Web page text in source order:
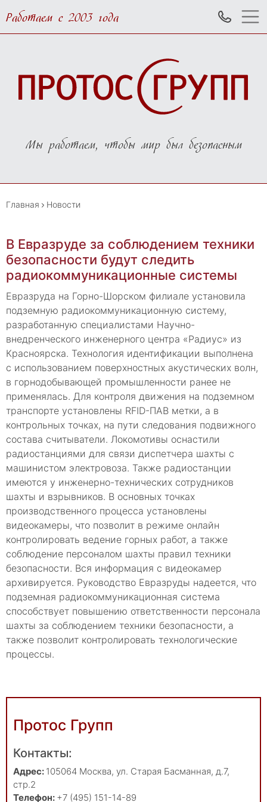
Работаем с 2003 года
Мы работаем, чтобы мир был безопасным
Главная Новости
В Евразруде за соблюдением техники
безопасности будут следить
радиокоммуникационные системы
Евразруда на Горно-Шорском филиале установила
подземную радиокоммуникационную систему,
разработанную специалистами Научно-
внедренческого инженерного центра «Радиус» из
Красноярска. Технология идентификации выполнена
с использованием поверхностных акустических волн,
в горнодобывающей промышленности ранее не
применялась. Для контроля движения на подземном
транспорте установлены RFID-ПАВ метки, а в
контрольных точках, на пути следования подвижного
состава считыватели. Локомотивы оснастили
радиостанциями для связи диспетчера шахты с
машинистом электровоза. Также радиостанции
имеются у инженерно-технических сотрудников
шахты и взрывников. В основных точках
производственного процесса установлены
видеокамеры, что позволит в режиме онлайн
контролировать ведение горных работ, а также
соблюдение персоналом шахты правил техники
безопасности. Вся информация с видеокамер
архивируется. Руководство Евразруды надеется, что
подземная радиокоммуникационная система
способствует повышению ответственности персонала
шахты за соблюдением техники безопасности, а
также позволит контролировать технологические
процессы.
Протос Групп
Контакты:
Адрес: 105064 Москва, ул. Старая Басманная, д.7,
стр.2
Телефон: +7 (495) 151-14-89